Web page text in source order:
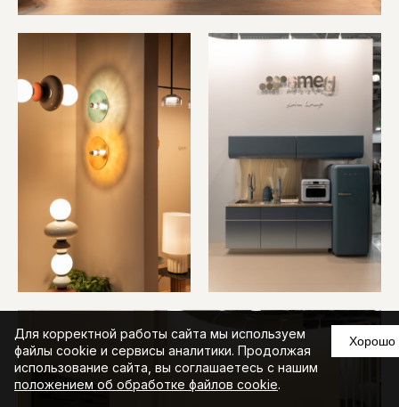
Для корректной работы сайта мы используем
файлы cookie и сервисы аналитики. Продолжая
использование сайта, вы соглашаетесь с нашим
положением об обработке файлов cookie.
Хорошо